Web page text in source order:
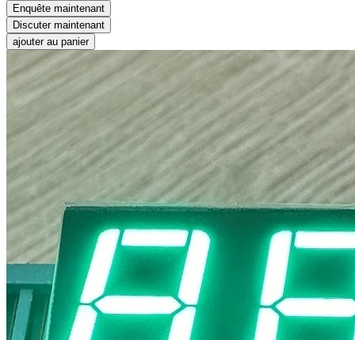
Enquête maintenant
Discuter maintenant
ajouter au panier